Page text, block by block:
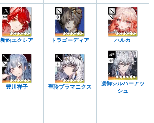
新約エクシア トラゴーディア ハルカ
豊川祥子 聖聆プラマニクス
凛御シルバーアッ
シュ
- - -